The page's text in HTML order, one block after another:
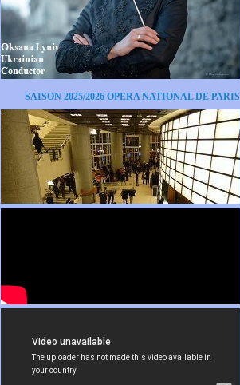
SAISON 2025/2026 OPERA NATIONAL DE PARIS